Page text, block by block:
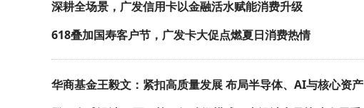
深耕全场景，广发信用卡以金融活水赋能消费升级
618叠加国寿客户节，广发卡大促点燃夏日消费热情
华商基金王毅文：紧扣高质量发展 布局半导体、AI与核心资产